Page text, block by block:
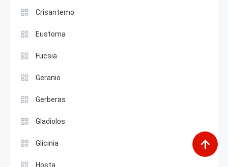
Crisantemo
Eustoma
Fucsia
Geranio
Gerberas
Gladiolos
Glicinia
Hosta